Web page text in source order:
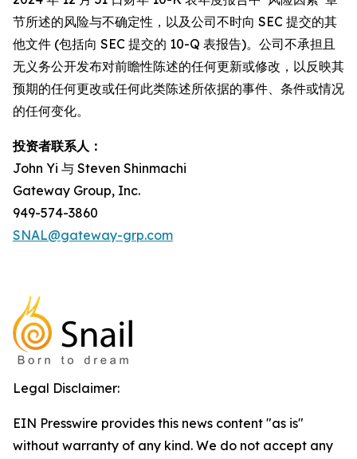
节所述的风险与不确定性，以及公司不时向 SEC 提交的其
他文件 (包括向 SEC 提交的 10-Q 表报告)。公司不承担且
无义务公开发布对前瞻性陈述的任何更新或修改，以反映其
预期的任何更改或任何此类陈述所依据的事件、条件或情况
的任何变化。
投资者联系人：
John Yi 与 Steven Shinmachi
Gateway Group, Inc.
949-574-3860
SNAL@gateway-grp.com
Legal Disclaimer:
EIN Presswire provides this news content "as is"
without warranty of any kind. We do not accept any